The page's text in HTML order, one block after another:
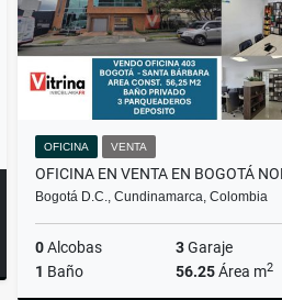
OFICINA VENTA
Bogotá D.C., Cundinamarca, Colombia
0Alcobas 3Garaje
1 Baño 56.25Área m2